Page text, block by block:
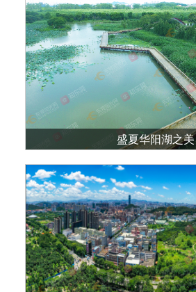
盛夏华阳湖之美